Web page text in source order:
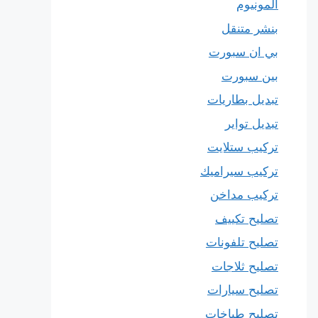
المونيوم
بنشر متنقل
بي ان سبورت
بين سبورت
تبديل بطاريات
تبديل تواير
تركيب ستلايت
تركيب سيراميك
تركيب مداخن
تصليح تكييف
تصليح تلفونات
تصليح ثلاجات
تصليح سيارات
تصليح طباخات